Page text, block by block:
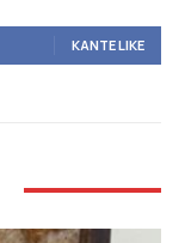
ΚΆΝΤΕ LIKE